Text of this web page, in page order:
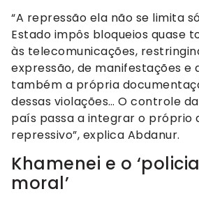
“A repressão ela não se limita
Estado impôs bloqueios quase
às telecomunicações,
expressão, de manifestações e
também a própria
dessas violações… O controle
país passa a integrar o próprio
repressivo”, explica Abdanur.
Khamenei e o
moral’